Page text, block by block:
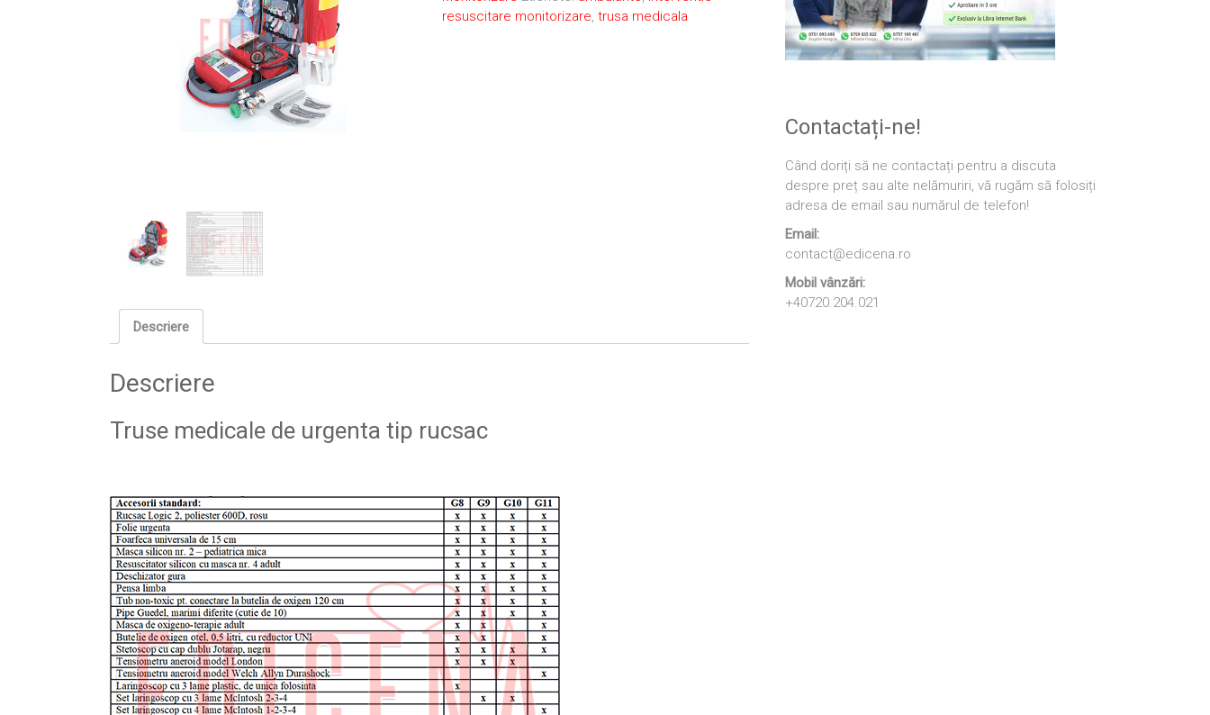
resuscitare monitorizare,trusa medicala
Descriere
Descriere
Truse medicale de urgenta tip rucsac
Contactați-ne!
Când doriți să ne contactați pentru a discuta
despre preț sau alte nelămuriri, vă rugăm să folosiți
adresa de email sau numărul de telefon!
Email:
contact@edicena.ro
Mobil vânzări:
+40720.204.021